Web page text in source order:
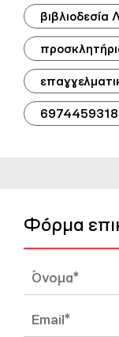
βιβλιοδεσία
6974459318
Φόρμα